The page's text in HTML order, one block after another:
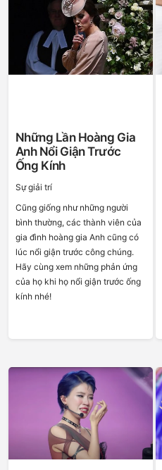
Những Lần Hoàng Gia
Anh Nổi Giận Trước
Ống Kính
Sự giải trí
Cũng giống như những người
bình thường, các thành viên của
gia đình hoàng gia Anh cũng có
lúc nổi giận trước công chúng.
Hãy cùng xem những phản ứng
của họ khi họ nổi giận trước ống
kính nhé!